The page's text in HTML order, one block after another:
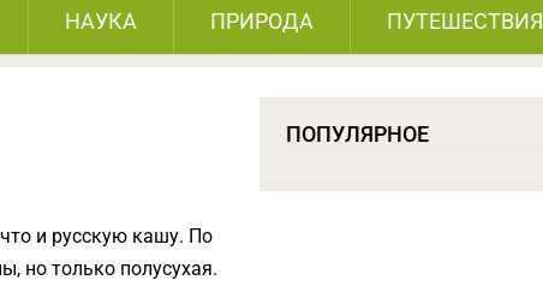
НАУКА ПРИРОДА ПУТЕШЕСТВИЯ
и русскую кашу. По
но только полусухая.
ПОПУЛЯРНОЕ